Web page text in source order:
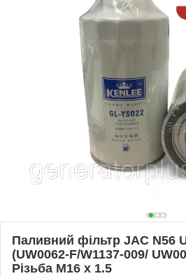
Паливний фільтр JAC N56
(UW0062-F/W1137-009/
Різьба M16 х 1.5